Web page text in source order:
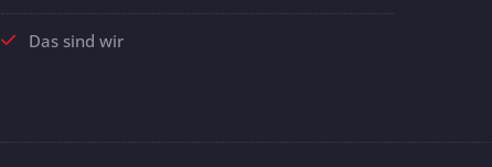
Das sind wir